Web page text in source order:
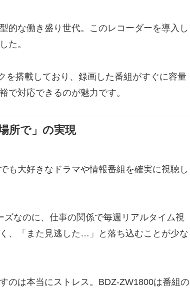
的な働き盛り世代。このレコーダーを導入し
た。
を搭載しており、録画した番組がすぐに容量
で対応できるのが魅力です。
所で」の実現
も大好きなドラマや情報番組を確実に視聴し
なのに、仕事の関係で毎週リアルタイム視
、「また見逃した…」と落ち込むことが少な
のは本当にストレス。BDZ-ZW1800は番組の